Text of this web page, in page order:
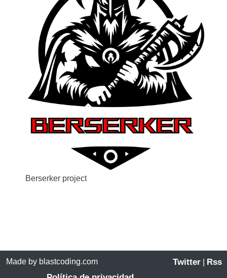
Berserker project
Made by blastcoding.com Twitter
Rss